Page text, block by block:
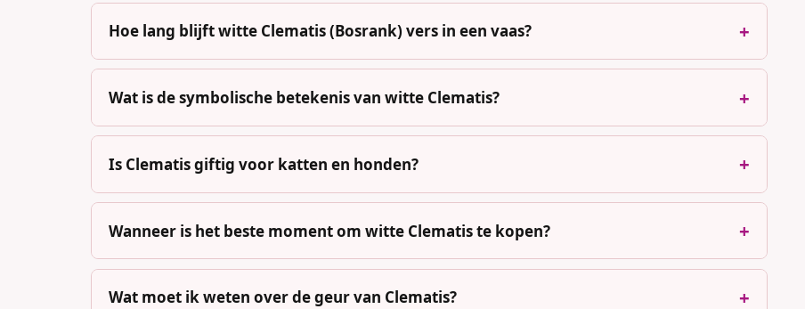
Hoe lang blijft witte Clematis (Bosrank) vers in een vaas?
Wat is de symbolische betekenis van witte Clematis?
Is Clematis giftig voor katten en honden?
Wanneer is het beste moment om witte Clematis te kopen?
Wat moet ik weten over de geur van Clematis?